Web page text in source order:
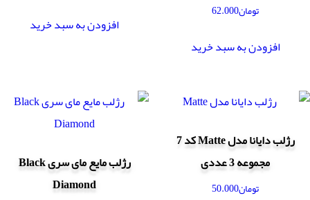
تومان62.000
افزودن به سبد خرید
افزودن به سبد خرید
رژلب دایانا مدل Matte کد 7
مجموعه 3 عددی
تومان50.000
رژلب مایع مای سری Black
Diamond